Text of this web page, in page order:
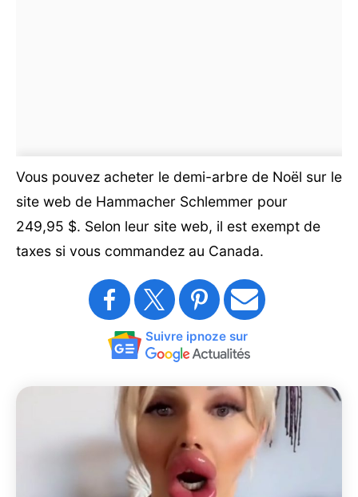
Vous pouvez acheter le demi-arbre de Noël sur le
site web de Hammacher Schlemmer pour
249,95 $. Selon leur site web, il est exempt de
taxes si vous commandez au Canada.
Suivre ipnoze sur